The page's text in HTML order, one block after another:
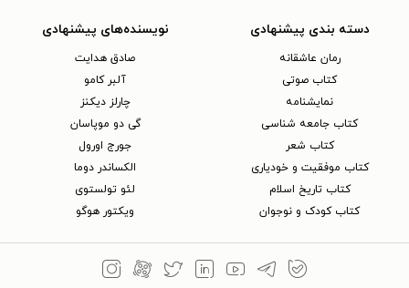
دسته بندی پیشنهادی
رمان عاشقانه
کتاب‌ صوتی
نمایشنامه
کتاب جامعه شناسی
کتاب شعر
کتاب موفقیت و خودیاری
کتاب تاریخ اسلام
کتاب کودک و نوجوان
نویسنده‌های پیشنهادی
صادق هدایت
آلبر کامو
چارلز دیکنز
گی دو موپاسان
جورج اورول
الکساندر دوما
لئو تولستوی
ویکتور هوگو